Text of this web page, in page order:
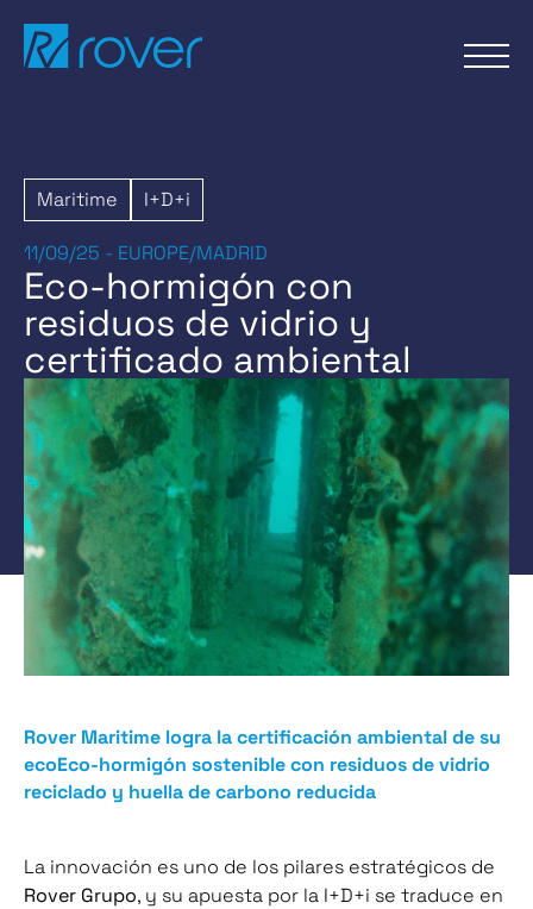
contenido
Maritime I+D+i
11/09/25 - EUROPE/MADRID
Eco-hormigón con
residuos de vidrio y
certificado ambiental
Rover Maritime logra la certificación ambiental de su
ecoEco-hormigón sostenible con residuos de vidrio
reciclado y huella de carbono reducida
La innovación es uno de los pilares estratégicos de
Rover Grupo, y su apuesta por la I+D+i se traduce en